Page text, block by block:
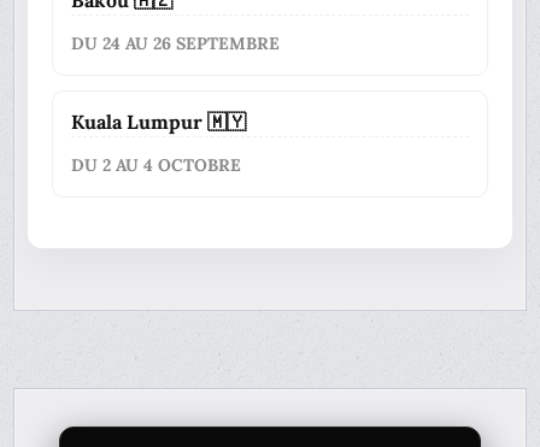
DU 24 AU 26 SEPTEMBRE
Kuala Lumpur 🇲🇾
DU 2 AU 4 OCTOBRE